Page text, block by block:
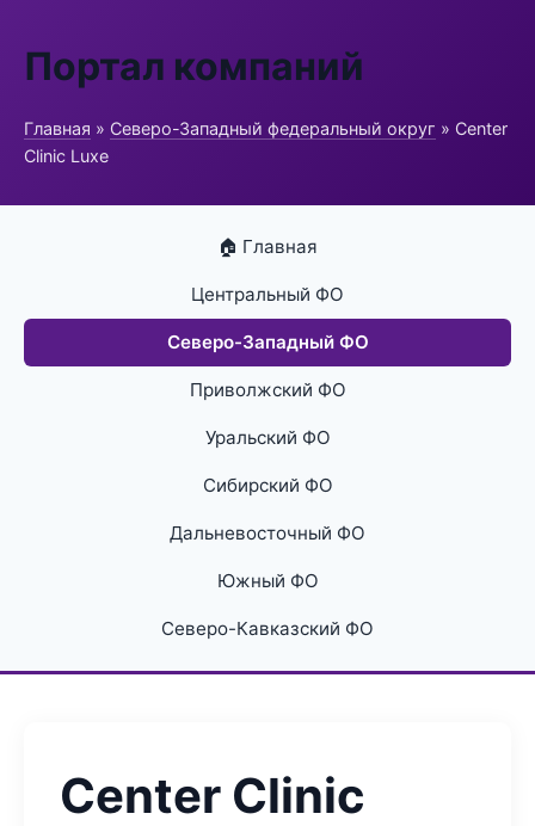
Портал компаний
Главная » Северо-Западный федеральный округ » Center
Clinic Luxe
🏠 Главная
Центральный ФО
Северо-Западный ФО
Приволжский ФО
Уральский ФО
Сибирский ФО
Дальневосточный ФО
Южный ФО
Северо-Кавказский ФО
Center Clinic